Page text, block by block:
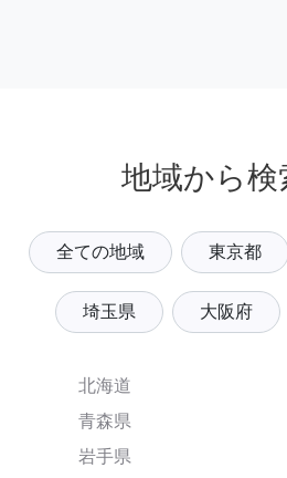
地域から検
全ての地域 東京都
埼玉県 大阪府
北海道
青森県
岩手県